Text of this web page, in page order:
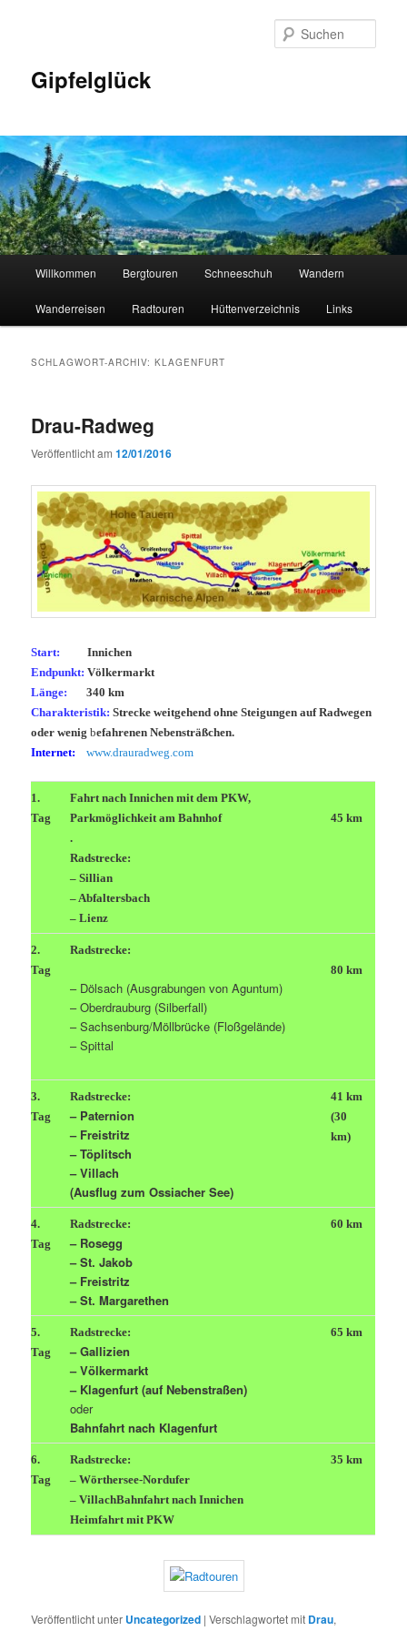
Gipfelglück
Willkommen Bergtouren Schneeschuh Wandern
Wanderreisen Radtouren Hüttenverzeichnis Links
SCHLAGWORT-ARCHIV:KLAGENFURT
Drau-Radweg
Veröffentlicht am12/01/2016
Start:
Innichen
Endpunkt: Völkermarkt
Länge: 340 km
Charakteristik: Strecke weitgehend ohne Steigungen auf Radwegen
oder wenigbefahrenen Nebensträßchen.
Internet:
www.drauradweg.com
1.
Tag
Fahrt nach Innichen mit dem PKW,
Parkmöglichkeit am Bahnhof
.
Radstrecke:
– Sillian
– Abfaltersbach
– Lienz
45 km
2.
Tag
Radstrecke:
– Dölsach (Ausgrabungen von Aguntum)
– Oberdrauburg (Silberfall)
– Sachsenburg/Möllbrücke (Floßgelände)
– Spittal
80 km
3.
Tag
Radstrecke:
– Paternion
– Freistritz
– Töplitsch
– Villach
(Ausflug zum Ossiacher See)
41 km
(30
km)
4.
Tag
Radstrecke:
– Rosegg
– St. Jakob
– Freistritz
– St. Margarethen
60 km
5.
Tag
Radstrecke:
– Gallizien
– Völkermarkt
– Klagenfurt (auf Nebenstraßen)
oder
Bahnfahrt nach Klagenfurt
65 km
6.
Tag
Radstrecke:
– Wörthersee-Nordufer
– VillachBahnfahrt nach Innichen
Heimfahrt mit PKW
35 km
Veröffentlicht unter Uncategorized |Verschlagwortet mit Drau,